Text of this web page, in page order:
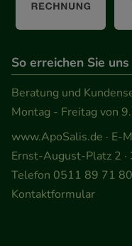
So erreichen Sie uns
Beratung und
Montag - Freitag von
www.ApoSalis.de · E-
Ernst-August-Platz 2
Telefon 0511 89 71
Kontaktformular